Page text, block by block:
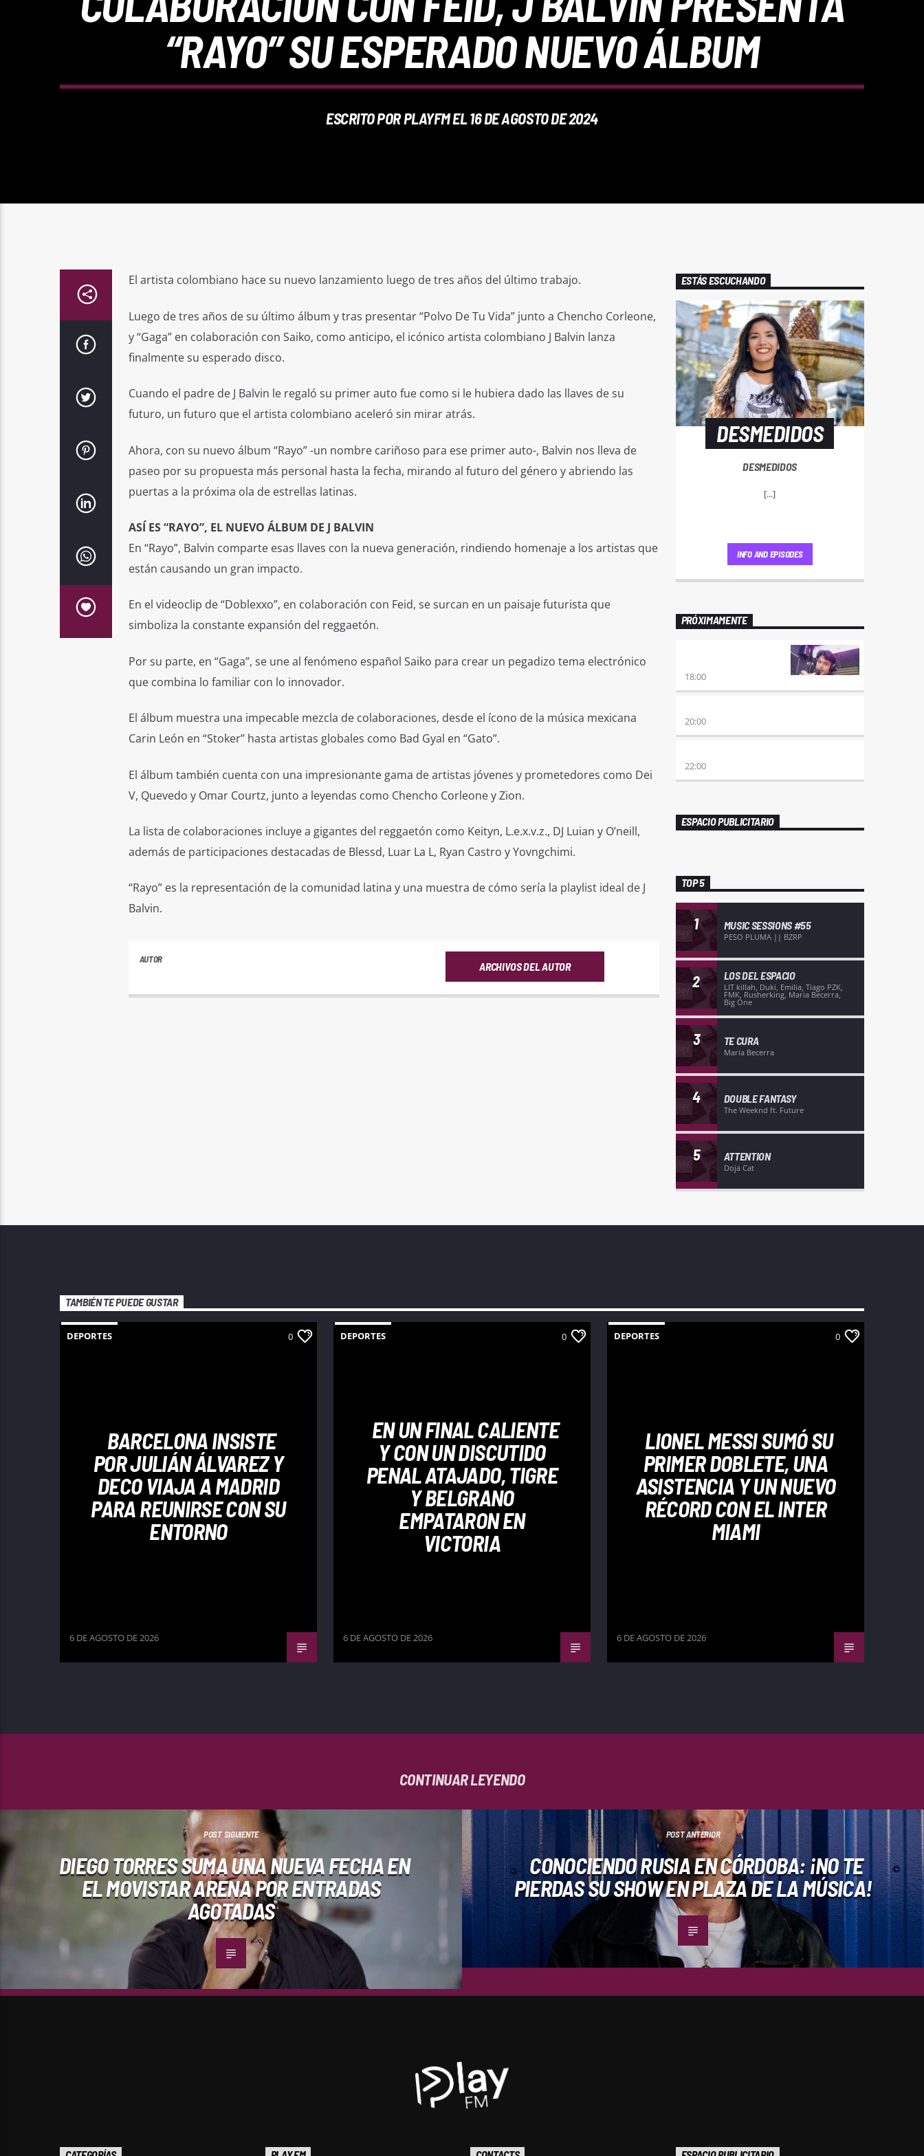
“RAYO” SU ESPERADO NUEVO ÁLBUM
ESCRITO PORPLAYFMEL 16 DE AGOSTO DE 2024
El artista colombiano hace su nuevo lanzamiento luego de tres años del último trabajo.
Luego de tres años de su último álbum y tras presentar “Polvo De Tu Vida” junto a Chencho Corleone,
y “Gaga” en colaboración con Saiko, como anticipo, el icónico artista colombiano J Balvin lanza
finalmente su esperado disco.
Cuando el padre de J Balvin le regaló su primer auto fue como si le hubiera dado las llaves de su
futuro, un futuro que el artista colombiano aceleró sin mirar atrás.
Ahora, con su nuevo álbum “Rayo” -un nombre cariñoso para ese primer auto-, Balvin nos lleva de
paseo por su propuesta más personal hasta la fecha, mirando al futuro del género y abriendo las
puertas a la próxima ola de estrellas latinas.
ASÍ ES “RAYO”, EL NUEVO ÁLBUM DE J BALVIN
En “Rayo”, Balvin comparte esas llaves con la nueva generación, rindiendo homenaje a los artistas que
están causando un gran impacto.
En el videoclip de “Doblexxo”, en colaboración con Feid, se surcan en un paisaje futurista que
simboliza la constante expansión del reggaetón.
Por su parte, en “Gaga”, se une al fenómeno español Saiko para crear un pegadizo tema electrónico
que combina lo familiar con lo innovador.
El álbum muestra una impecable mezcla de colaboraciones, desde el ícono de la música mexicana
Carin León en “Stoker” hasta artistas globales como Bad Gyal en “Gato”.
El álbum también cuenta con una impresionante gama de artistas jóvenes y prometedores como Dei
V, Quevedo y Omar Courtz, junto a leyendas como Chencho Corleone y Zion.
La lista de colaboraciones incluye a gigantes del reggaetón como Keityn, L.e.x.v.z., DJ Luian y O’neill,
además de participaciones destacadas de Blessd, Luar La L, Ryan Castro y Yovngchimi.
“Rayo” es la representación de la comunidad latina y una muestra de cómo sería la playlist ideal de J
Balvin.
AUTOR
ARCHIVOS DEL AUTOR
ESTÁS ESCUCHANDO
DESMEDIDOS
DESMEDIDOS
[...]
INFO AND EPISODES
PRÓXIMAMENTE
18:00
20:00
22:00
ESPACIO PUBLICITARIO
TOP 5
1 MUSIC SESSIONS #55
PESO PLUMA || BZRP
2 LOS DEL ESPACIO
LIT killah, Duki, Emilia, Tiago PZK,
FMK, Rusherking, Maria Becerra,
Big One
3 TE CURA
Maria Becerra
4 DOUBLE FANTASY
The Weeknd ft. Future
5 ATTENTION
Doja Cat
TAMBIÉN TE PUEDE GUSTAR
DEPORTES 0
BARCELONA INSISTE
POR JULIÁN ÁLVAREZ Y
DECO VIAJA A MADRID
PARA REUNIRSE CON SU
ENTORNO
6 DE AGOSTO DE 2026
DEPORTES 0
EN UN FINAL CALIENTE
Y CON UN DISCUTIDO
PENAL ATAJADO, TIGRE
Y BELGRANO
EMPATARON EN
VICTORIA
6 DE AGOSTO DE 2026
DEPORTES 0
LIONEL MESSI SUMÓ SU
PRIMER DOBLETE, UNA
ASISTENCIA Y UN NUEVO
RÉCORD CON EL INTER
MIAMI
6 DE AGOSTO DE 2026
CONTINUAR LEYENDO
POST SIGUIENTE
DIEGO TORRES SUMA UNA NUEVA FECHA EN
EL MOVISTAR ARENA POR ENTRADAS
AGOTADAS
POST ANTERIOR
CONOCIENDO RUSIA EN CÓRDOBA: ¡NO TE
PIERDAS SU SHOW EN PLAZA DE LA MÚSICA!